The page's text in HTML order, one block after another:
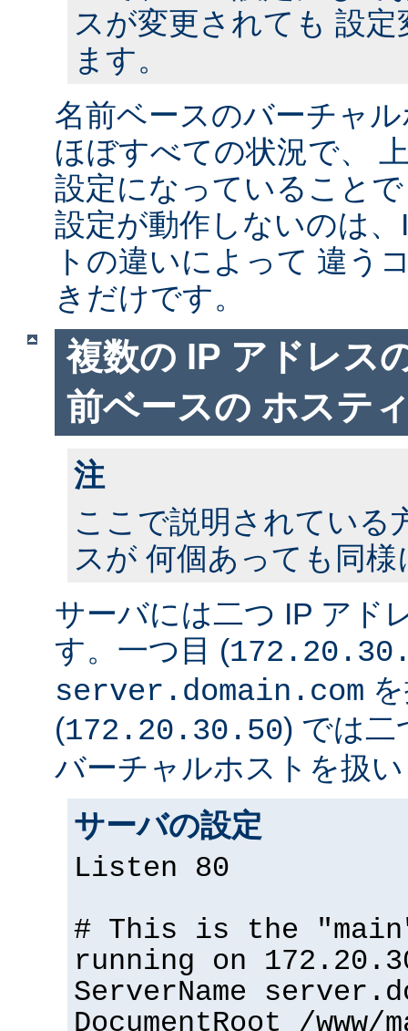
スが変更されても 設
ます。
名前ベースのバーチャ
ほぼすべての状況で、
設定になっていること
設定が動作しないのは
トの違いによって 違う
きだけです。
複数の IP アドレス
前ベースの ホステ
注
ここで説明されている
スが 何個あっても同
サーバには二つ IP アド
す。一つ目 (
server.domain.com
(172.20.30.50) では二
バーチャルホストを扱
サーバの設定
Listen 80
# This is the
running on
ServerName
DocumentRoot /www/